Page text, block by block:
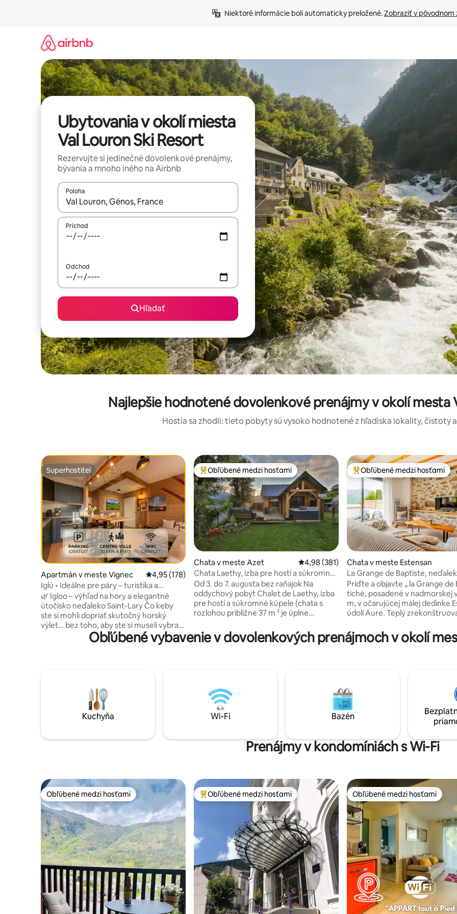
Niektoré informácie boli automaticky preložené. Zobraziť v pôvodnom
Ubytovania v okolí miesta
Val Louron Ski Resort
Rezervujte si jedinečné dovolenkové prenájmy,
bývania a mnoho iného na Airbnb
Poloha
Keď budú výsledky k dispozícii, môžete si ich prechádzať pomocou klávesov so šípkami nahor a nadol alebo ich
Príchod
Odchod
Hľadať
Najlepšie hodnotené dovolenkové prenájmy v okolí mesta
Hostia sa zhodli: tieto pobyty sú vysoko hodnotené z hľadiska lokality, čistoty
Superhostiteľ
Superhostiteľ
Apartmán v meste Vignec Priemerné ohodnotenie 4,95 z 5, počet hodnotení: 178
4,95 (178)
Iglú • Ideálne pre páry – turistika a
cyklistika
🌿 Igloo – výhľad na hory a elegantné
útočisko neďaleko Saint-Lary Čo keby
ste si mohli dopriať skutočný horský
výlet… bez toho, aby ste si museli vybrať
medzi pohodlím a polohou? Vitajte v
L'Igloo, elegantnom apartmáne
ľahký prístup ku všetkým aktivitám.
Dokonalé útočisko na oddych,
nadýchanie sa a plné vychutnávanie hôr.
Najobľúbenejšie medzi hosťami
Obľúbené medzi hosťami
Chata v meste Azet Priemerné ohodnotenie 4,98 z 5, počet
4,98 (381)
Chata Laethy, izba pre hostí a súkromné
kúpalisko
Od 3. do 7. augusta bez raňajok Na
oddychový pobyt Chalet de Laethy, izba
pre hostí a súkromné kúpele (chata s
rozlohou približne 37 m ² je úplne
atypický pobyt. Zet, typická horská
dedina, má ideálnu polohu medzi údolím
carte procedúrami).
Najobľúbenejšie medzi hosťami
Obľúbené medzi hosťami
Chata v meste Estensan
La Grange de Baptiste,
Lary
Príďte a objavte „ la Grange de
tiché, posadené v nadmorskej
m, v očarujúcej malej dedinke
údolí Aure. Teplý
izby s kuchyňou otvorenou do
obývacej izby a malej
Pyreneje.
Obľúbené vybavenie v dovolenkových prenájmoch v okolí
Kuchyňa Wi-Fi Bazén
Prenájmy v kondomíniách s Wi-Fi
Obľúbené medzi hosťami
Obľúbené medzi hosťami Najobľúbenejšie medzi hosťami
Obľúbené medzi hosťami Obľúbené medzi hosťami
Obľúbené medzi hosťami